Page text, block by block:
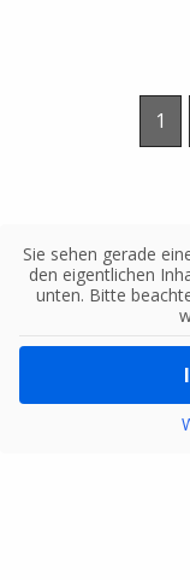
1
Sie sehen gerade
den eigentlichen
unten. Bitte